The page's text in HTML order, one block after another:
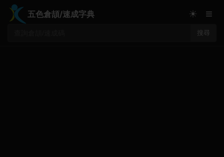
五色倉頡/速成字典
搜尋
☀ ≡